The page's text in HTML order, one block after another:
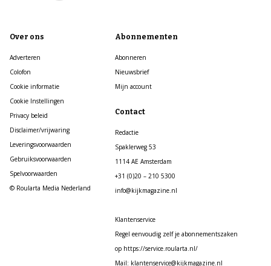
Over ons
Adverteren
Colofon
Cookie informatie
Cookie Instellingen
Privacy beleid
Disclaimer/vrijwaring
Leveringsvoorwaarden
Gebruiksvoorwaarden
Spelvoorwaarden
© Roularta Media Nederland
Abonnementen
Abonneren
Nieuwsbrief
Mijn account
Contact
Redactie
Spaklerweg 53
1114 AE Amsterdam
+31 (0)20 – 210 5300
info@kijkmagazine.nl
Klantenservice
Regel eenvoudig zelf je abonnementszaken
op https://service.roularta.nl/
Mail: klantenservice@kijkmagazine.nl